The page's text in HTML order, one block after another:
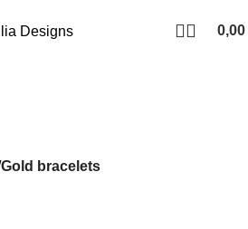
0,00
Gold bracelets